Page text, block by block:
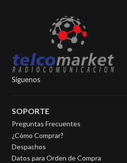
Síguenos
SOPORTE
Preguntas Frecuentes
¿Cómo Comprar?
Despachos
Datos para Orden de Compra